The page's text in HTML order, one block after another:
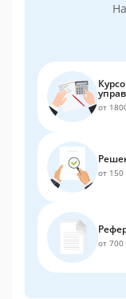
от
от 150
от 700